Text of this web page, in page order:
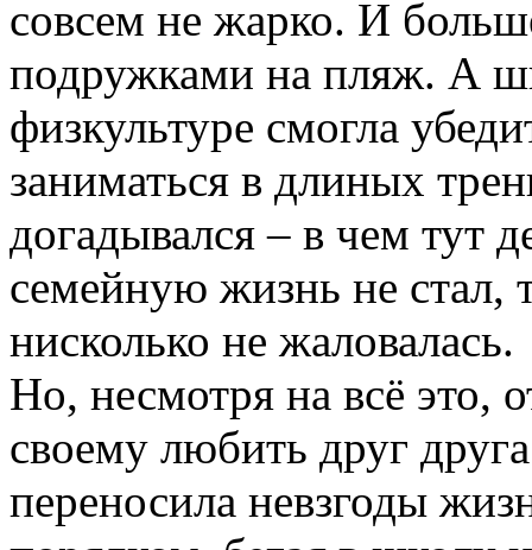
совсем не жарко. И
подружками на пляж. А
физкультуре смогла
заниматься в длиных
догадывался – в чем тут
семейную жизнь не стал,
нисколько не жаловалась.
Но, несмотря на всё это,
своему любить друг
переносила невзгоды